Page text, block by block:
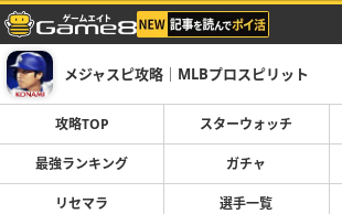
メジャスピ攻略｜MLBプロスピリット
攻略TOP スターウォッチ
最強ランキング ガチャ
リセマラ 選手一覧